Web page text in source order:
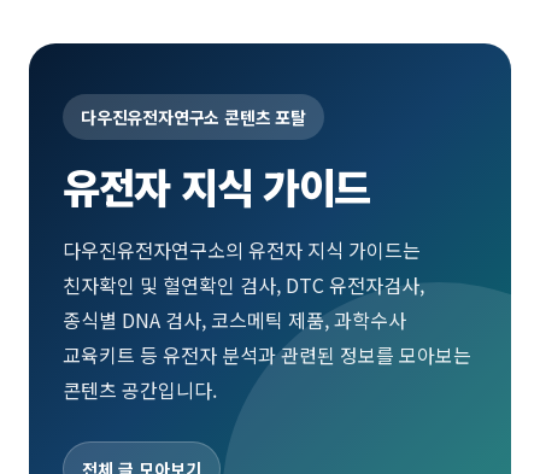
다우진유전자연구소 콘텐츠 포탈
유전자 지식 가이드
다우진유전자연구소의 유전자 지식 가이드는
친자확인 및 혈연확인 검사, DTC 유전자검사,
종식별 DNA 검사, 코스메틱 제품, 과학수사
교육키트 등 유전자 분석과 관련된 정보를 모아보는
콘텐츠 공간입니다.
전체 글 모아보기